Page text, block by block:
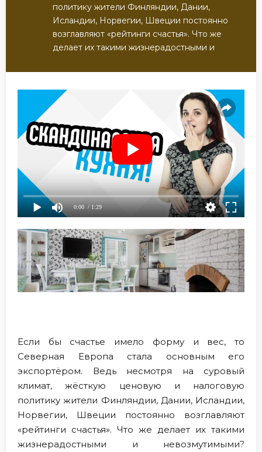
политику жители Финляндии, Дании,
Исландии, Норвегии, Швеции постоянно
возглавляют «рейтинги счастья». Что же
делает их такими жизнерадостными и
0:00 / 1:29
Если бы счастье имело форму и вес, то
Северная Европа стала основным его
экспортёром. Ведь несмотря на суровый
климат, жёсткую ценовую и налоговую
политику жители Финляндии, Дании, Исландии,
Норвегии, Швеции постоянно возглавляют
«рейтинги счастья». Что же делает их такими
жизнерадостными и невозмутимыми?